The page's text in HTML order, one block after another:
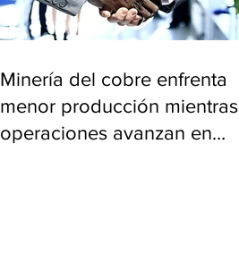
Minería del cobre enfrenta
menor producción mientras
operaciones avanzan en